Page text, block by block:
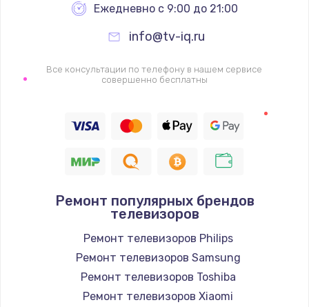
Заказать
Не работает
1400 руб.
Восстановление цепи питания, пайка
Заказать
Программный ремонт/прошивка
Замена Bluetooth/Wi-Fi модуля
Ежедневно с 9:00 до 21:00
info@tv-iq.ru
Все консультации по телефону в нашем сервисе
совершенно бесплатны
Ремонт популярных брендов
телевизоров
Ремонт телевизоров Philips
Ремонт телевизоров Samsung
Ремонт телевизоров Toshiba
Ремонт телевизоров Xiaomi